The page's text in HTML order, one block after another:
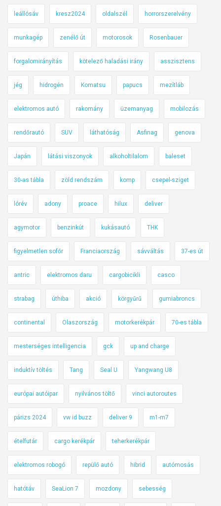
leállósáv kresz2024 oldalszél horrorszerelvény
munkagép zenélő út motorosok Rosenbauer
forgalomirányítás kötelező haladási irány asszisztens
jég hidrogén Komatsu papucs mezítláb
elektromos autó rakomány üzemanyag mobilozás
rendőrautó SUV láthatóság Asfinag genova
Japán látási viszonyok alkoholtilalom baleset
30-as tábla zöld rendszám komp csepel-sziget
lórév adony proace hilux deliver
agymotor benzinkút kukásautó THK
figyelmetlen sofőr Franciaország sávváltás 37-es út
antric elektromos daru cargobicikli casco
strabag úthiba akció körgyűrű gumiabroncs
continental Olaszország motorkerékpár 70-es tábla
mesterséges intelligencia gck up and charge
induktív töltés Tang Seal U Yangwang U8
európai autóipar nyilvános töltő vinci autoroutes
párizs 2024 vw id buzz deliver 9 m1-m7
ételfutár cargo kerékpár teherkerékpár
elektromos robogó repülő autó hibrid autómosás
hatótáv SeaLion 7 mozdony sebesség